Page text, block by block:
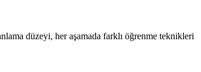
düzeyi, her aşamada farklı öğrenme teknikleri